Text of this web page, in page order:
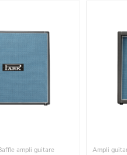
guitare - Baffle ampli guitare